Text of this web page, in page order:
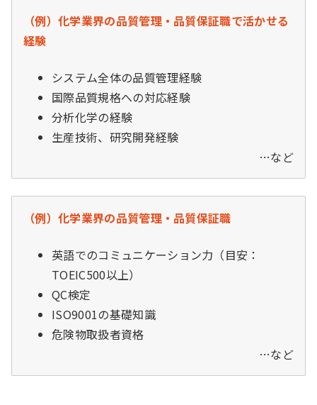
（例）化学業界の品質管理・品質保証職で活かせる
経験
システム全体の品質管理経験
国際品質規格への対応経験
分析化学の経験
生産技術、研究開発経験
…など
（例）化学業界の品質管理・品質保証職
英語でのコミュニケーション力（目安：
TOEIC500以上）
QC検定
ISO9001の基礎知識
危険物取扱者資格
…など